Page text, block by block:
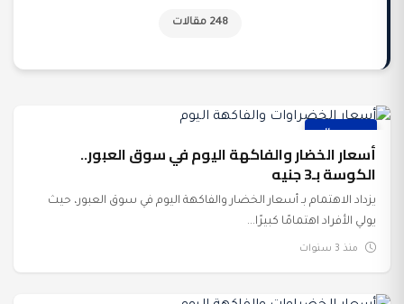
248 مقالات
عرب وعالم
أسعار الخضار والفاكهة اليوم في سوق العبور..
الكوسة بـ3 جنيه
يزداد الاهتمام بـ أسعار الخضار والفاكهة اليوم في سوق العبور، حيث
يولي الأفراد اهتمامًا كبيرًا...
منذ 3 سنوات